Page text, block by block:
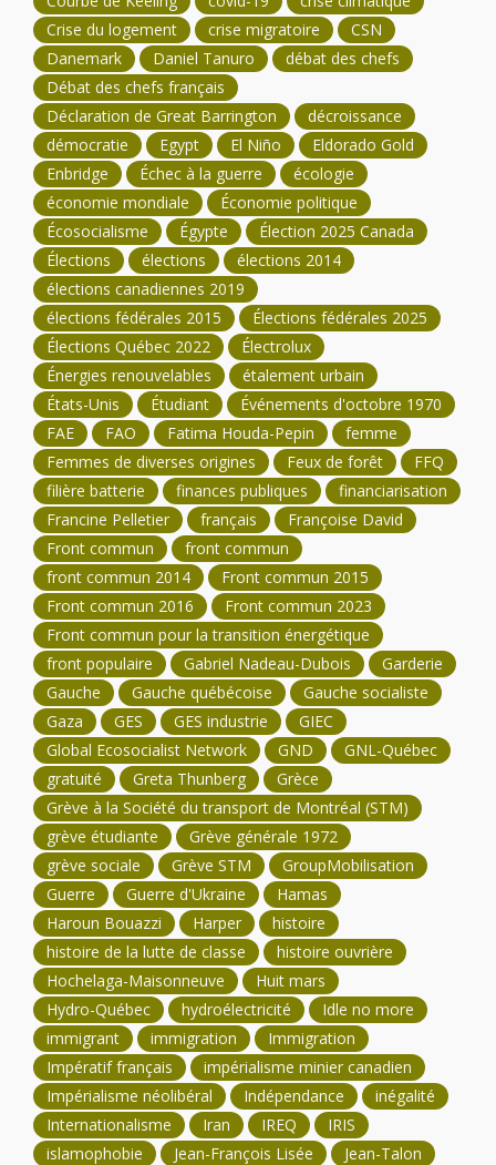
Crise du logement
crise migratoire
CSN
Danemark
Daniel Tanuro
débat des chefs
Débat des chefs français
Déclaration de Great Barrington
décroissance
démocratie
Egypt El Niño
Eldorado Gold
Enbridge
Échec à la guerre
écologie
économie mondiale
Économie politique
Écosocialisme
Égypte
Élection 2025 Canada
Élections
élections
élections 2014
élections canadiennes 2019
élections fédérales 2015
Élections fédérales 2025
Élections Québec 2022
Électrolux
Énergies renouvelables
étalement urbain
États-Unis
Étudiant
Événements d'octobre 1970
FAE
FAO Fatima Houda-Pepin
femme
Femmes de diverses origines
Feux de forêt
FFQ
filière batterie
finances publiques
financiarisation
Francine Pelletier
français
Françoise David
Front commun
front commun
front commun 2014
Front commun 2015
Front commun 2016
Front commun 2023
Front commun pour la transition énergétique
front populaire
Gabriel Nadeau-Dubois
Garderie
Gauche
Gauche québécoise
Gauche socialiste
Gaza
GES GES industrie
GIEC
Global Ecosocialist Network
GND
GNL-Québec
gratuité
Greta Thunberg
Grèce
Grève à la Société du transport de Montréal (STM)
grève étudiante
Grève générale 1972
grève sociale
Grève STM
GroupMobilisation
Guerre
Guerre d'Ukraine
Hamas
Haroun Bouazzi
Harper
histoire
histoire de la lutte de classe
histoire ouvrière
Hochelaga-Maisonneuve
Huit mars
Hydro-Québec
hydroélectricité
Idle no more
immigrant
immigration
Immigration
Impératif français
impérialisme minier canadien
Impérialisme néolibéral
Indépendance
inégalité
Internationalisme
Iran IREQ
IRIS
islamophobie
Jean-François Lisée
Jean-Talon